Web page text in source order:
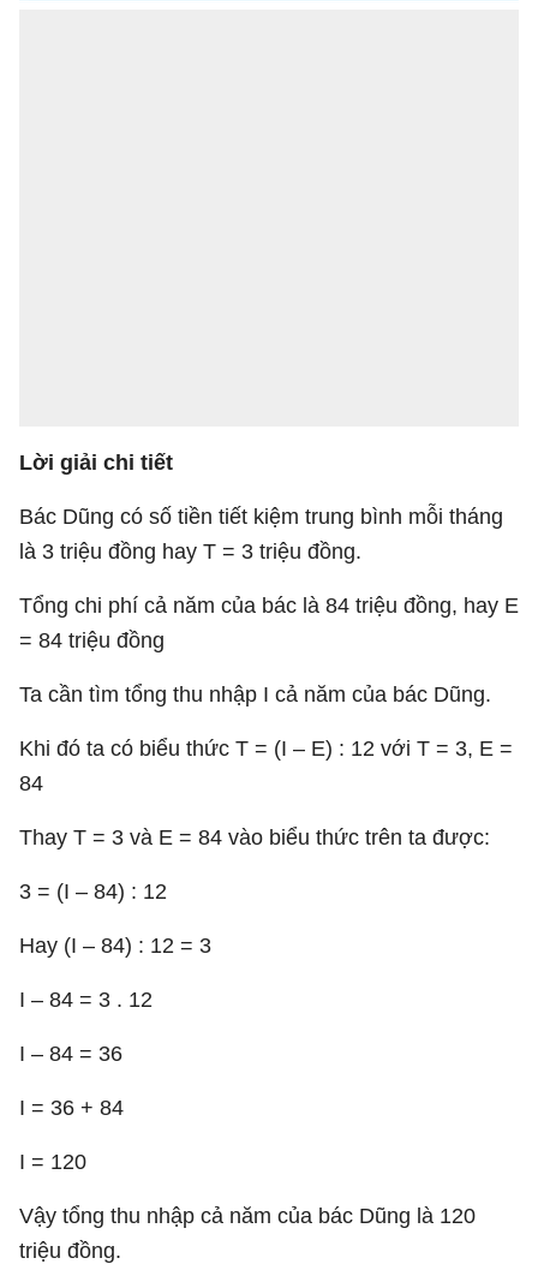
Lời giải chi tiết
Bác Dũng có số tiền tiết kiệm trung bình mỗi tháng
là 3 triệu đồng hay T = 3 triệu đồng.
Tổng chi phí cả năm của bác là 84 triệu đồng, hay E
= 84 triệu đồng
Ta cần tìm tổng thu nhập I cả năm của bác Dũng.
Khi đó ta có biểu thức T = (I – E) : 12 với T = 3, E =
84
Thay T = 3 và E = 84 vào biểu thức trên ta được:
3 = (I – 84) : 12
Hay (I – 84) : 12 = 3
I – 84 = 3 . 12
I – 84 = 36
I = 36 + 84
I = 120
Vậy tổng thu nhập cả năm của bác Dũng là 120
triệu đồng.